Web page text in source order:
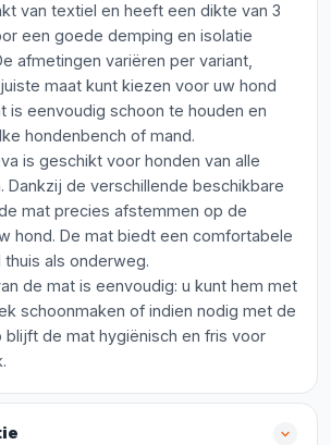
van textiel en heeft een dikte van 3
een goede demping en isolatie
afmetingen variëren per variant,
maat kunt kiezen voor uw hond
is eenvoudig schoon te houden en
hondenbench of mand.
is geschikt voor honden van alle
Dankzij de verschillende beschikbare
mat precies afstemmen op de
hond. De mat biedt een comfortabele
als onderweg.
de mat is eenvoudig: u kunt hem met
schoonmaken of indien nodig met de
blijft de mat hygiënisch en fris voor